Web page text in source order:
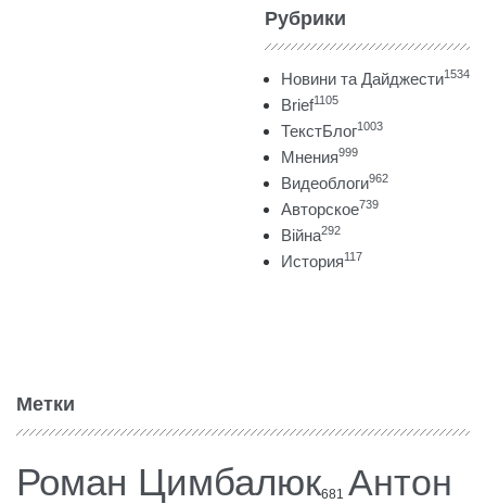
Рубрики
Новини та Дайджести1534
Brief1105
ТекстБлог1003
Мнения999
Видеоблоги962
Авторское739
Війна292
История117
Метки
Роман Цимбалюк681 Антон